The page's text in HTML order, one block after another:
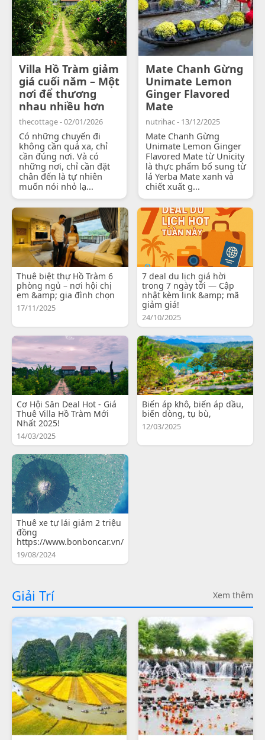
Villa Hồ Tràm giảm
giá cuối năm – Một
nơi để thương
nhau nhiều hơn
thecottage - 02/01/2026
Có những chuyến đi
không cần quá xa, chỉ
cần đúng nơi. Và có
những nơi, chỉ cần đặt
chân đến là tự nhiên
muốn nói nhỏ lạ...
Mate Chanh Gừng
Unimate Lemon
Ginger Flavored
Mate
nutrihac - 13/12/2025
Mate Chanh Gừng
Unimate Lemon Ginger
Flavored Mate từ Unicity
là thực phẩm bổ sung từ
lá Yerba Mate xanh và
chiết xuất g...
Thuê biệt thự Hồ Tràm 6
phòng ngủ – nơi hội chị
em &amp; gia đình chọn
17/11/2025
7 deal du lịch giá hời
trong 7 ngày tới — Cập
nhật kèm link &amp; mã
giảm giá!
24/10/2025
Cơ Hội Săn Deal Hot - Giá
Thuê Villa Hồ Tràm Mới
Nhất 2025!
14/03/2025
Biến áp khô, biến áp dầu,
biến dòng, tụ bù,
12/03/2025
Thuê xe tự lái giảm 2 triệu
đồng
https://www.bonboncar.vn/
19/08/2024
Giải Trí Xem thêm